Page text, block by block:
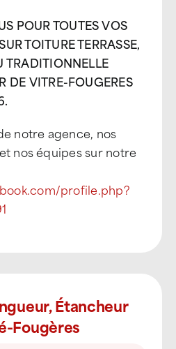
POUR TOUTES VOS
TOITURE TERRASSE,
TRADITIONNELLE
DE VITRE-FOUGERES
notre agence, nos
nos équipes sur notre
profile.php?
Étancheur
Fougères